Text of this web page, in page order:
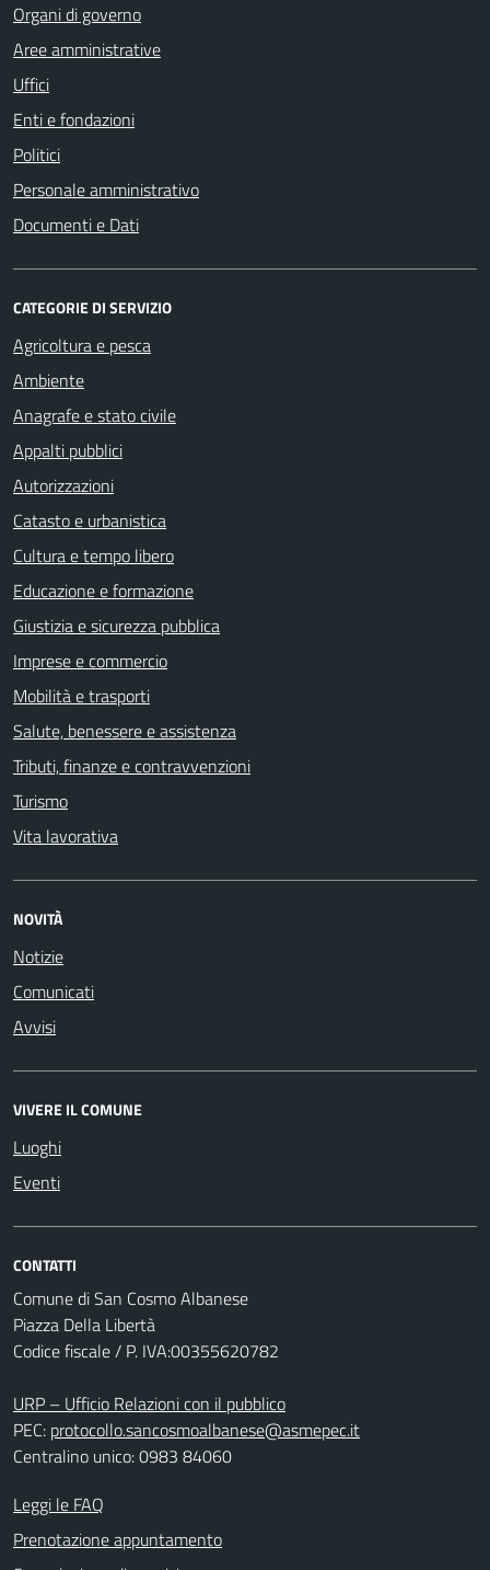
Organi di governo
Aree amministrative
Uffici
Enti e fondazioni
Politici
Personale amministrativo
Documenti e Dati
CATEGORIE DI SERVIZIO
Agricoltura e pesca
Ambiente
Anagrafe e stato civile
Appalti pubblici
Autorizzazioni
Catasto e urbanistica
Cultura e tempo libero
Educazione e formazione
Giustizia e sicurezza pubblica
Imprese e commercio
Mobilità e trasporti
Salute, benessere e assistenza
Tributi, finanze e contravvenzioni
Turismo
Vita lavorativa
NOVITÀ
Notizie
Comunicati
Avvisi
VIVERE IL COMUNE
Luoghi
Eventi
CONTATTI
Comune di San Cosmo Albanese
Piazza Della Libertà
Codice fiscale / P. IVA:00355620782
URP – Ufficio Relazioni con il pubblico
PEC: protocollo.sancosmoalbanese@asmepec.it
Centralino unico: 0983 84060
Leggi le FAQ
Prenotazione appuntamento